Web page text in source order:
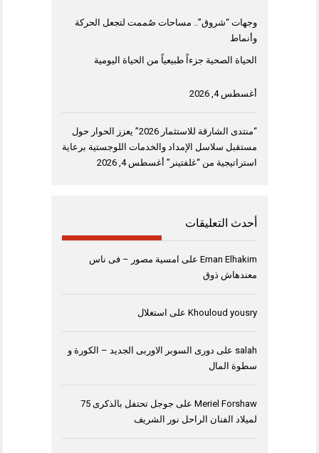
وجهات “شروق”.. مساحات صُممت لتجعل الحركة
وأنماط
الحياة الصحية جزءاً طبيعياً من الحياة اليومية
أغسطس 4, 2026
“منتدى الشارقة للاستثمار 2026” يعزز الحوار حول
مستقبل سلاسل الإمداد والخدمات اللوجستية برعاية
استراتيجية من “غلفتينر” أغسطس 4, 2026
أحدث التعليقات
Eman Elhakim على امسية مصور – فى ناس
معندهاش ذوق
Khouloud yousry على استغلال
salah على دورى السوبر الاوربى الجديد – الكورة و
سطوة المال
Meriel Forshaw على
جوجل تحتفل بالذكرى 75
لميلاد الفنان الراحل نور الشريف